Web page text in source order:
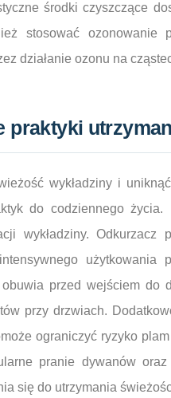
środki czyszczące
stosować ozonowanie
działanie ozonu na
praktyki
wykładziny i
do codziennego
wykładziny.
użytkowania
przed wejściem do
przy drzwiach.
ograniczyć ryzyko
pranie dywanów
się do utrzymania